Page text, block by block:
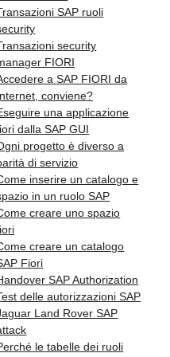
SAP ruoli
security
FIORI
a SAP FIORI da
conviene?
una applicazione
dalla SAP GUI
progetto è diverso a
di servizio
inserire un catalogo e
in un ruolo SAP
creare uno spazio
creare un catalogo
Fiori
SAP Authorization
delle autorizzazioni SAP
Land Rover SAP
le tabelle dei ruoli